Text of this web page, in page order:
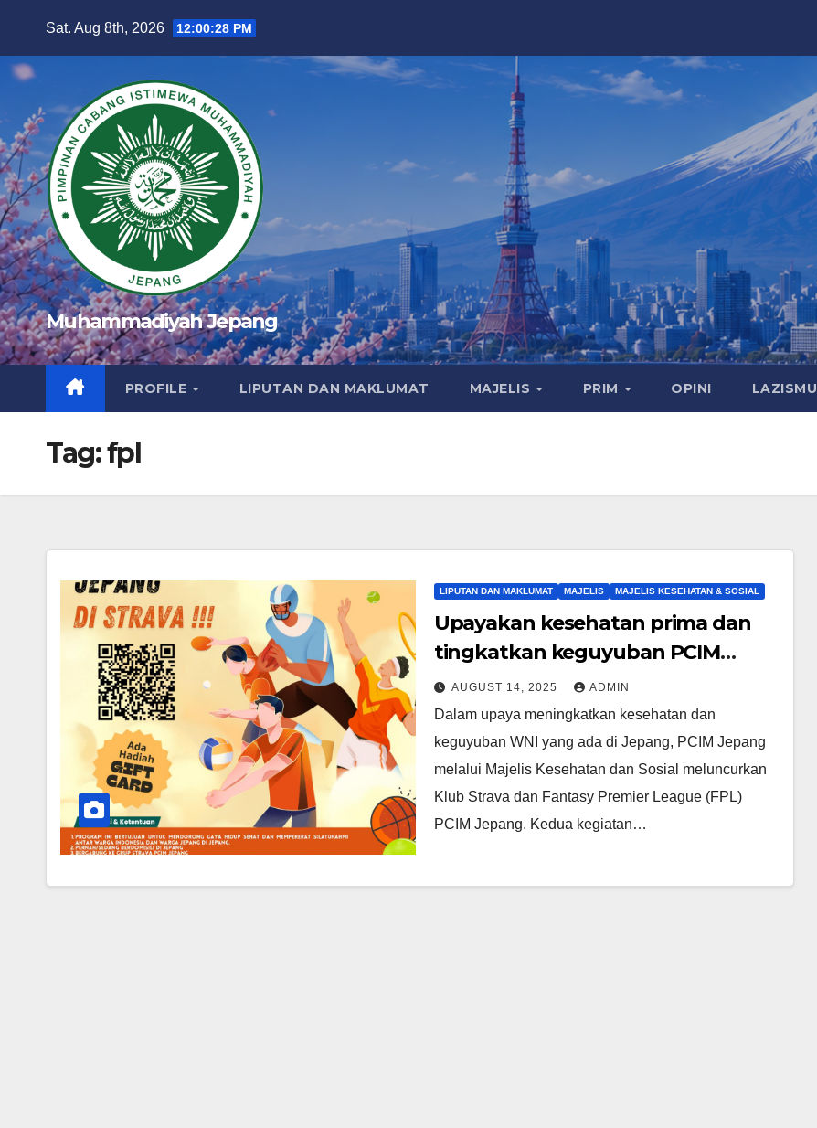
content
Sat. Aug 8th, 2026 12:00:29 PM
Muhammadiyah Jepang
PROFILE LIPUTAN DAN MAKLUMAT MAJELIS PRIM OPINI LAZISMU
Tag:fpl
LIPUTAN DAN MAKLUMAT MAJELIS MAJELIS KESEHATAN & SOSIAL
Upayakan kesehatan prima dan
tingkatkan keguyuban PCIM
Jepang adakan Klub Strava dan
Fantasy Premier League (FPL)
AUGUST 14, 2025 ADMIN
Dalam upaya meningkatkan kesehatan dan
keguyuban WNI yang ada di Jepang, PCIM Jepang
melalui Majelis Kesehatan dan Sosial meluncurkan
Klub Strava dan Fantasy Premier League (FPL)
PCIM Jepang. Kedua kegiatan…